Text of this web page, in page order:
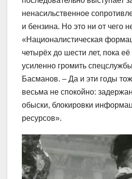
ненасильственное
и бензина. Но это ни от чего
«Националистическая
четырёх до шести лет, пока
усиленно громить
Басманов. – Да и эти годы
весьма не спокойно:
обыски, блокировки
ресурсов».